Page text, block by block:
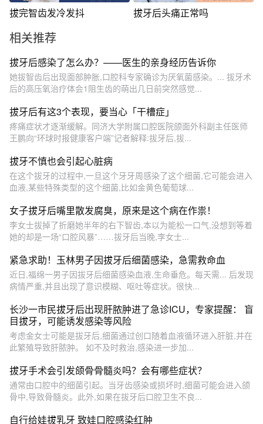
拔完智齿发冷发抖 拔牙后头痛正常吗
相关推荐
拔牙后感染了怎么办？——医生的亲身经历告诉你
她拔智齿后出现面部肿胀,口腔科专家确诊为厌氧菌感染。... 拔牙术
后的高压氧治疗体会1阻生齿的萌出几日前突然感觉...
拔牙后有这3个表现，要当心「干槽症」
疼痛症状才逐渐缓解。同济大学附属口腔医院颌面外科副主任医师
王鹏向“环球时报健康客户端”记者解释:拔牙后,拔...
拔牙不慎也会引起心脏病
在这个拔牙的过程中,一旦这个牙牙周感染了这个细菌,它可能会进入
血液,某些特殊类型的这个细菌,比如金黄色葡萄球...
女子拔牙后嘴里散发腐臭，原来是这个病在作祟！
李女士拔掉了折磨她半年的右下智齿,本以为能松一口气,没想到等着
她的却是一场“口腔风暴”……拔牙后当晚,李女士...
紧急求助！玉林男子因拔牙后细菌感染，急需救命血
近日,福绵一男子因拔牙后细菌感染血液,生命垂危。每天需... 后发现
病情严重,并且出现了意识模糊、呕吐等症状。很快...
长沙一市民拔牙后出现肝脓肿进了急诊ICU，专家提醒： 盲
目拔牙，可能诱发感染等风险
考虑金女士可能是拔牙后,细菌通过创口随着血液循环进入肝脏,并在
此繁殖导致肝脓肿。 如不及时救治,感染进一步加...
拔牙手术会引发颌骨骨髓炎吗？会有哪些症状？
通常由口腔中的细菌引起。当牙齿感染或损坏时,细菌可能会进入颌
骨中,导致骨髓炎。此外,如果在拔牙后口腔卫生不良...
自行给娃拔乳牙 致娃口腔感染红肿